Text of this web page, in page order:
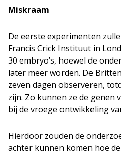
Miskraam
De eerste experimenten
Francis Crick Instituut in
30 embryo’s, hoewel de
later meer worden. De
zeven dagen observeren,
zijn. Zo kunnen ze de genen
bij de vroege ontwikkeling
Hierdoor zouden de
achter kunnen komen hoe